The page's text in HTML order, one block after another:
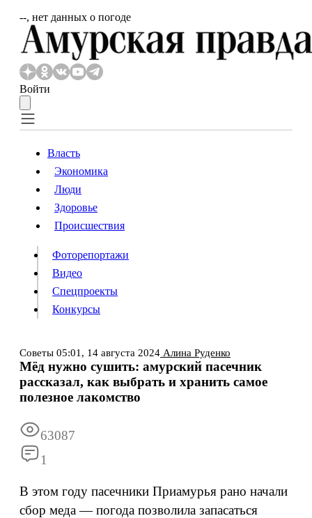
‐‐, нет данных о погоде
Войти
Власть
Происшествия
Видео
Конкурсы
Информация Подписка Реклама Все новости
Власть
Экономика
Люди
Здоровье
Происшествия
Фоторепортажи
Видео
Спецпроекты
Конкурсы
Советы 05:01, 14 августа 2024 Алина Руденко
Мёд нужно сушить: амурский пасечник
рассказал, как выбрать и хранить самое
полезное лакомство
63087
1
В этом году пасечники Приамурья рано начали
сбор меда — погода позволила запасаться